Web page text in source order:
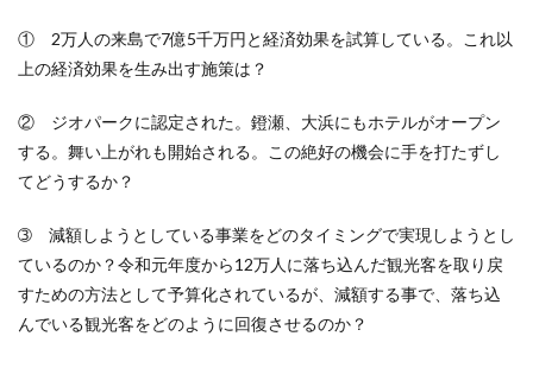
① 2万人の来島で7億5千万円と経済効果を試算している。これ以
上の経済効果を生み出す施策は？
② ジオパークに認定された。鐙瀬、大浜にもホテルがオープン
する。舞い上がれも開始される。この絶好の機会に手を打たずし
てどうするか？
➂ 減額しようとしている事業をどのタイミングで実現しようとし
ているのか？令和元年度から12万人に落ち込んだ観光客を取り戻
すための方法として予算化されているが、減額する事で、落ち込
んでいる観光客をどのように回復させるのか？